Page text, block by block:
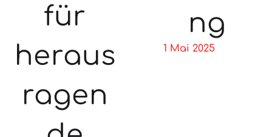
für
heraus
ragen
ng
1 Mai 2025